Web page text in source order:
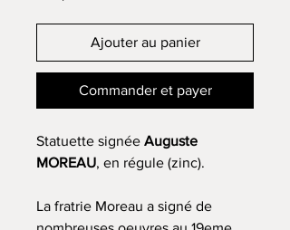
Ajouter au panier
Commander et payer
Statuette signée Auguste
MOREAU, en régule (zinc).
La fratrie Moreau a signé de